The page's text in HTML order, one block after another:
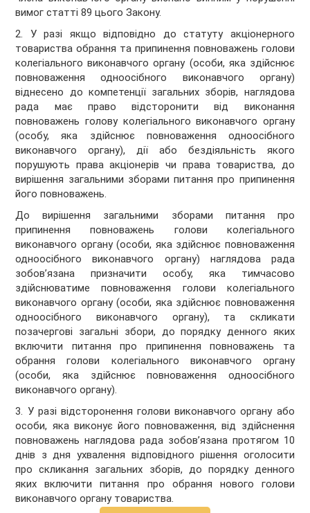
вимог статті 89 цього Закону.
2. У разі якщо відповідно до статуту акціонерного
товариства обрання та припинення повноважень голови
колегіального виконавчого органу (особи, яка здійснює
повноваження одноосібного виконавчого органу)
віднесено до компетенції загальних зборів, наглядова
рада має право відсторонити від виконання
повноважень голову колегіального виконавчого органу
(особу, яка здійснює повноваження одноосібного
виконавчого органу), дії або бездіяльність якого
порушують права акціонерів чи права товариства, до
вирішення загальними зборами питання про припинення
його повноважень.
До вирішення загальними зборами питання про
припинення повноважень голови колегіального
виконавчого органу (особи, яка здійснює повноваження
одноосібного виконавчого органу) наглядова рада
зобов’язана призначити особу, яка тимчасово
здійснюватиме повноваження голови колегіального
виконавчого органу (особи, яка здійснює повноваження
одноосібного виконавчого органу), та скликати
позачергові загальні збори, до порядку денного яких
включити питання про припинення повноважень та
обрання голови колегіального виконавчого органу
(особи, яка здійснює повноваження одноосібного
виконавчого органу).
3. У разі відсторонення голови виконавчого органу або
особи, яка виконує його повноваження, від здійснення
повноважень наглядова рада зобов’язана протягом 10
днів з дня ухвалення відповідного рішення оголосити
про скликання загальних зборів, до порядку денного
яких включити питання про обрання нового голови
виконавчого органу товариства.